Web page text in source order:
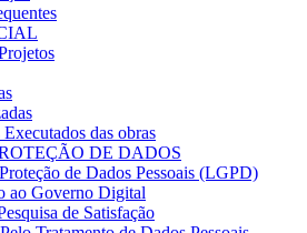
das obras
DE DADOS
de Dados Pessoais (LGPD)
ao Governo Digital
de Satisfação